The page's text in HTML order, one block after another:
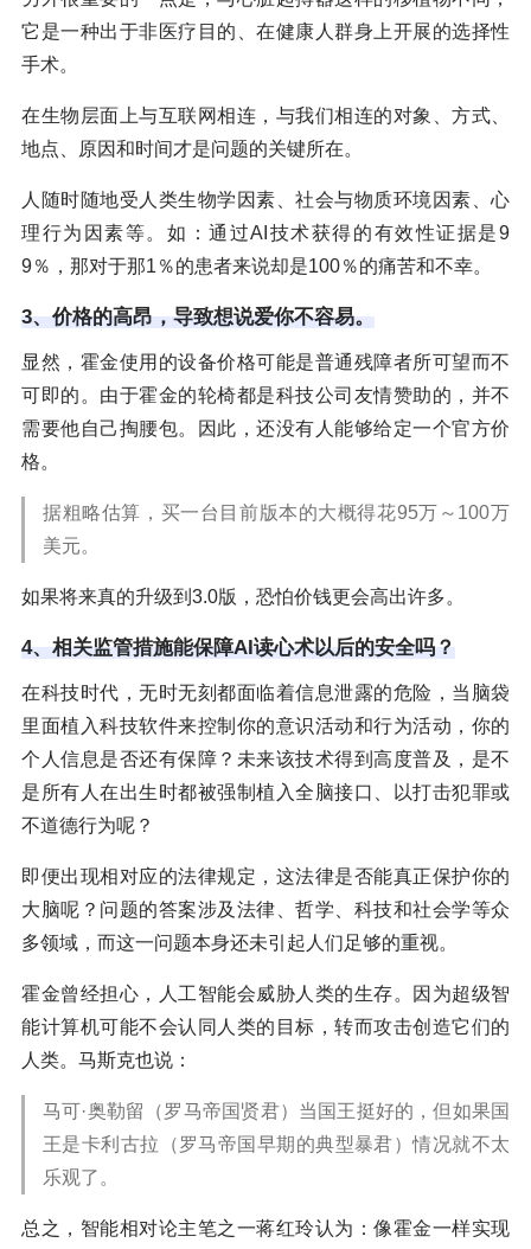
它是一种出于非医疗目的、在健康人群身上开展的选择性
手术。
在生物层面上与互联网相连，与我们相连的对象、方式、
地点、原因和时间才是问题的关键所在。
人随时随地受人类生物学因素、社会与物质环境因素、心
理行为因素等。如：通过AI技术获得的有效性证据是9
9％，那对于那1％的患者来说却是100％的痛苦和不幸。
3、价格的高昂，导致想说爱你不容易。
显然，霍金使用的设备价格可能是普通残障者所可望而不
可即的。由于霍金的轮椅都是科技公司友情赞助的，并不
需要他自己掏腰包。因此，还没有人能够给定一个官方价
格。
据粗略估算，买一台目前版本的大概得花95万～100万
美元。
如果将来真的升级到3.0版，恐怕价钱更会高出许多。
4、相关监管措施能保障AI读心术以后的安全吗？
在科技时代，无时无刻都面临着信息泄露的危险，当脑袋
里面植入科技软件来控制你的意识活动和行为活动，你的
个人信息是否还有保障？未来该技术得到高度普及，是不
是所有人在出生时都被强制植入全脑接口、以打击犯罪或
不道德行为呢？
即便出现相对应的法律规定，这法律是否能真正保护你的
大脑呢？问题的答案涉及法律、哲学、科技和社会学等众
多领域，而这一问题本身还未引起人们足够的重视。
霍金曾经担心，人工智能会威胁人类的生存。因为超级智
能计算机可能不会认同人类的目标，转而攻击创造它们的
人类。马斯克也说：
马可·奥勒留（罗马帝国贤君）当国王挺好的，但如果国
王是卡利古拉（罗马帝国早期的典型暴君）情况就不太
乐观了。
总之，智能相对论主笔之一蒋红玲认为：像霍金一样实现